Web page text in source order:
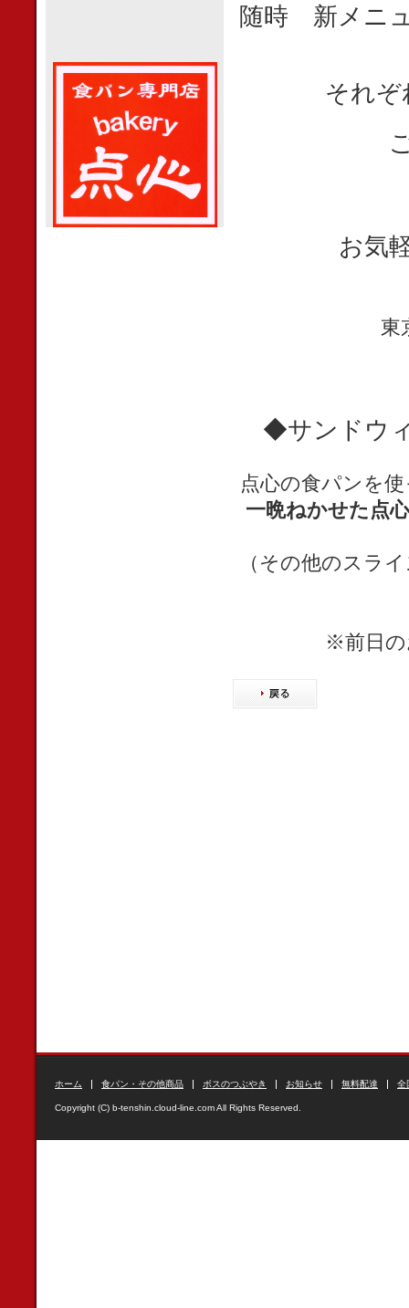
随時 新メニ
それ
お気
東
◆サンドウ
点心の食パンを
一晩ねかせた点
（その他のスラ
※前日
ホーム 食パン・その他商品 ボスのつぶやき お知らせ 無料配達 全
Copyright (C) b-tenshin.cloud-line.com All Rights Reserved.